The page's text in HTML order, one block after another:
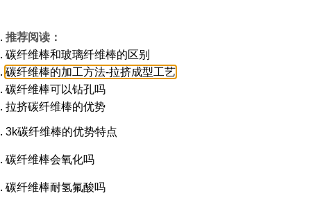
推荐阅读：
碳纤维棒和玻璃纤维棒的区别
碳纤维棒的加工方法-拉挤成型工艺
碳纤维棒可以钻孔吗
拉挤碳纤维棒的优势
3k碳纤维棒的优势特点
碳纤维棒会氧化吗
碳纤维棒耐氢氟酸吗